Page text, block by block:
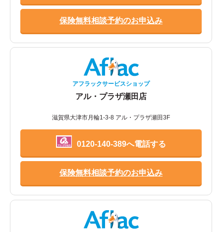
保険無料相談予約のお申込み
アフラックサービスショップ
アル・プラザ瀬田店
滋賀県大津市月輪1-3-8 アル・プラザ瀬田3F
0120-140-389へ電話する
保険無料相談予約のお申込み